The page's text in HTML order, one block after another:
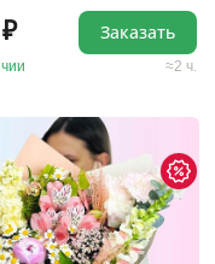
2 ч.
Заказать